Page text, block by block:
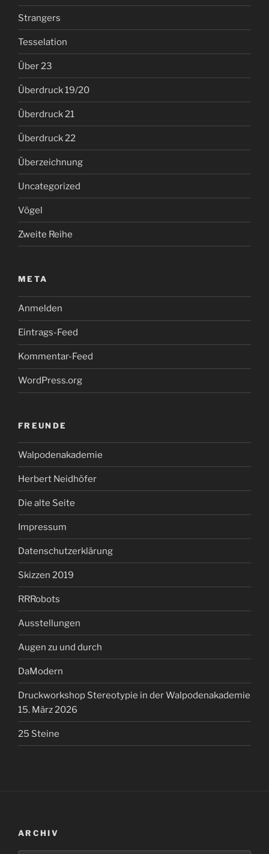
Strangers
Tesselation
Über 23
Überdruck 19/20
Überdruck 21
Überdruck 22
Überzeichnung
Uncategorized
Vögel
Zweite Reihe
META
Anmelden
Eintrags-Feed
Kommentar-Feed
WordPress.org
FREUNDE
Walpodenakademie
Herbert Neidhöfer
Die alte Seite
Impressum
Datenschutzerklärung
Skizzen 2019
RRRobots
Ausstellungen
Augen zu und durch
DaModern
Druckworkshop Stereotypie in der Walpodenakademie
15. März 2026
25 Steine
ARCHIV